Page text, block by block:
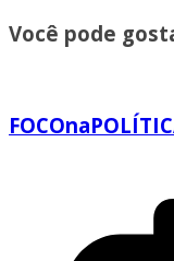
Você pode